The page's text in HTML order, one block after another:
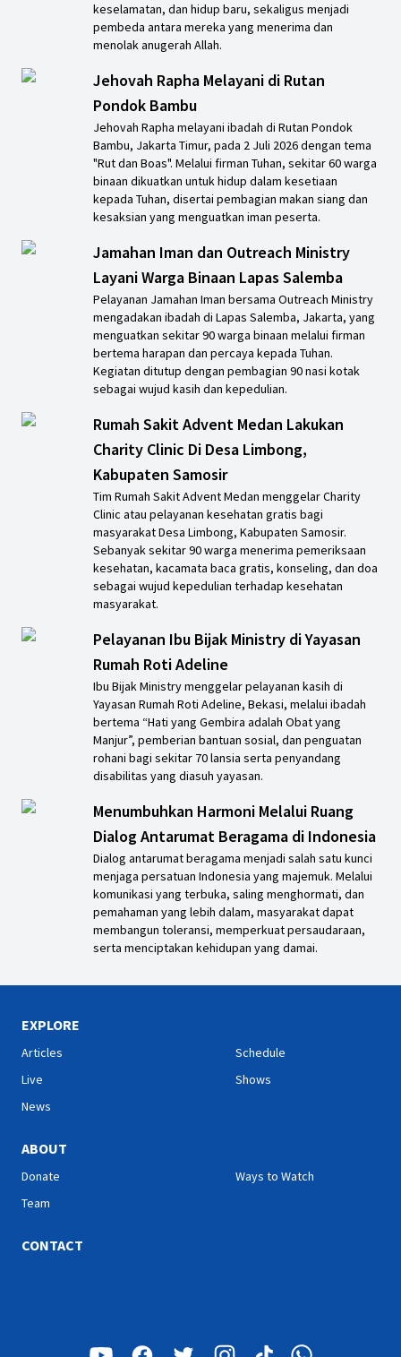
keselamatan, dan hidup baru, sekaligus menjadi
pembeda antara mereka yang menerima dan
menolak anugerah Allah.
Jehovah Rapha Melayani di Rutan
Pondok Bambu
Jehovah Rapha melayani ibadah di Rutan Pondok
Bambu, Jakarta Timur, pada 2 Juli 2026 dengan tema
"Rut dan Boas". Melalui firman Tuhan, sekitar 60 warga
binaan dikuatkan untuk hidup dalam kesetiaan
kepada Tuhan, disertai pembagian makan siang dan
kesaksian yang menguatkan iman peserta.
Jamahan Iman dan Outreach Ministry
Layani Warga Binaan Lapas Salemba
Pelayanan Jamahan Iman bersama Outreach Ministry
mengadakan ibadah di Lapas Salemba, Jakarta, yang
menguatkan sekitar 90 warga binaan melalui firman
bertema harapan dan percaya kepada Tuhan.
Kegiatan ditutup dengan pembagian 90 nasi kotak
sebagai wujud kasih dan kepedulian.
Rumah Sakit Advent Medan Lakukan
Charity Clinic Di Desa Limbong,
Kabupaten Samosir
Tim Rumah Sakit Advent Medan menggelar Charity
Clinic atau pelayanan kesehatan gratis bagi
masyarakat Desa Limbong, Kabupaten Samosir.
Sebanyak sekitar 90 warga menerima pemeriksaan
kesehatan, kacamata baca gratis, konseling, dan doa
sebagai wujud kepedulian terhadap kesehatan
masyarakat.
Pelayanan Ibu Bijak Ministry di Yayasan
Rumah Roti Adeline
Ibu Bijak Ministry menggelar pelayanan kasih di
Yayasan Rumah Roti Adeline, Bekasi, melalui ibadah
bertema “Hati yang Gembira adalah Obat yang
Manjur”, pemberian bantuan sosial, dan penguatan
rohani bagi sekitar 70 lansia serta penyandang
disabilitas yang diasuh yayasan.
Menumbuhkan Harmoni Melalui Ruang
Dialog Antarumat Beragama di Indonesia
Dialog antarumat beragama menjadi salah satu kunci
menjaga persatuan Indonesia yang majemuk. Melalui
komunikasi yang terbuka, saling menghormati, dan
pemahaman yang lebih dalam, masyarakat dapat
membangun toleransi, memperkuat persaudaraan,
serta menciptakan kehidupan yang damai.
EXPLORE
Articles
Live
News
Schedule
Shows
ABOUT
Donate
Team
Ways to Watch
CONTACT